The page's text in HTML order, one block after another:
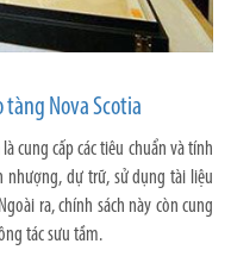
tàng Nova Scotia
cung cấp các tiêu chuẩn và tính
nhượng, dự trữ, sử dụng tài liệu
ra, chính sách này còn cung
tác sưu tầm.